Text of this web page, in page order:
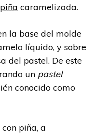
piña caramelizada.
la base del molde
líquido, y sobre
del pastel. De este
un pastel
conocido como
piña, a